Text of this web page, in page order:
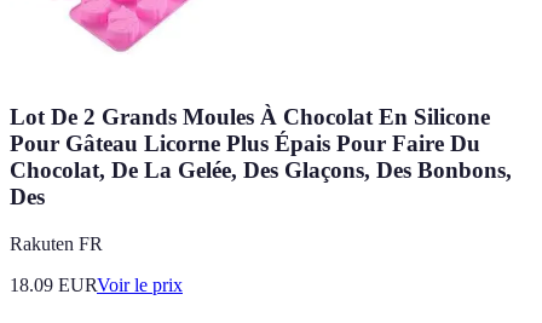
Lot De 2 Grands Moules À Chocolat En Silicone
Pour Gâteau Licorne Plus Épais Pour Faire Du
Chocolat, De La Gelée, Des Glaçons, Des Bonbons,
Des
Rakuten FR
18.09 EURVoir le prix